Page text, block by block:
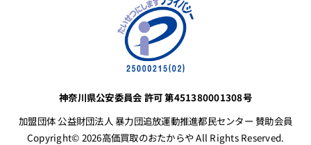
神奈川県公安委員会 許可 第451380001308号
加盟団体 公益財団法人 暴力団追放運動推進都民センター 賛助会員
Copyright© 2026高価買取のおたからや All Rights Reserved.